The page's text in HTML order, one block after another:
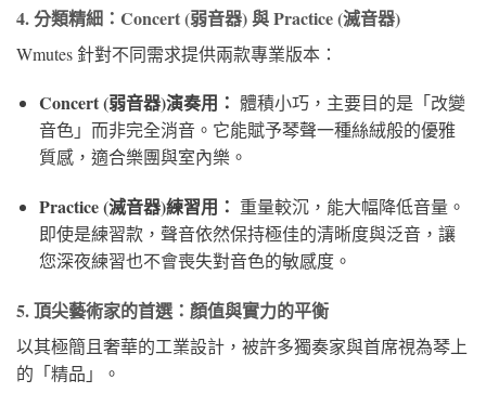
4. 分類精細：Concert (弱音器) 與 Practice (滅音器)
Wmutes 針對不同需求提供兩款專業版本：
Concert (弱音器)演奏用： 體積小巧，主要目的是「改變
音色」而非完全消音。它能賦予琴聲一種絲絨般的優雅
質感，適合樂團與室內樂。
Practice (滅音器)練習用： 重量較沉，能大幅降低音量。
即使是練習款，聲音依然保持極佳的清晰度與泛音，讓
您深夜練習也不會喪失對音色的敏感度。
5. 頂尖藝術家的首選：顏值與實力的平衡
以其極簡且奢華的工業設計，被許多獨奏家與首席視為琴上
的「精品」。